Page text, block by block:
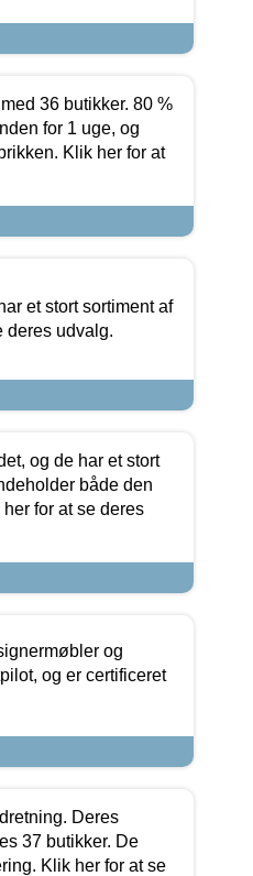
36 butikker. 80 %
for 1 uge, og
Klik her for at
et stort sortiment af
deres udvalg.
og de har et stort
både den
for at se deres
og
og er certificeret
Deres
37 butikker. De
Klik her for at se